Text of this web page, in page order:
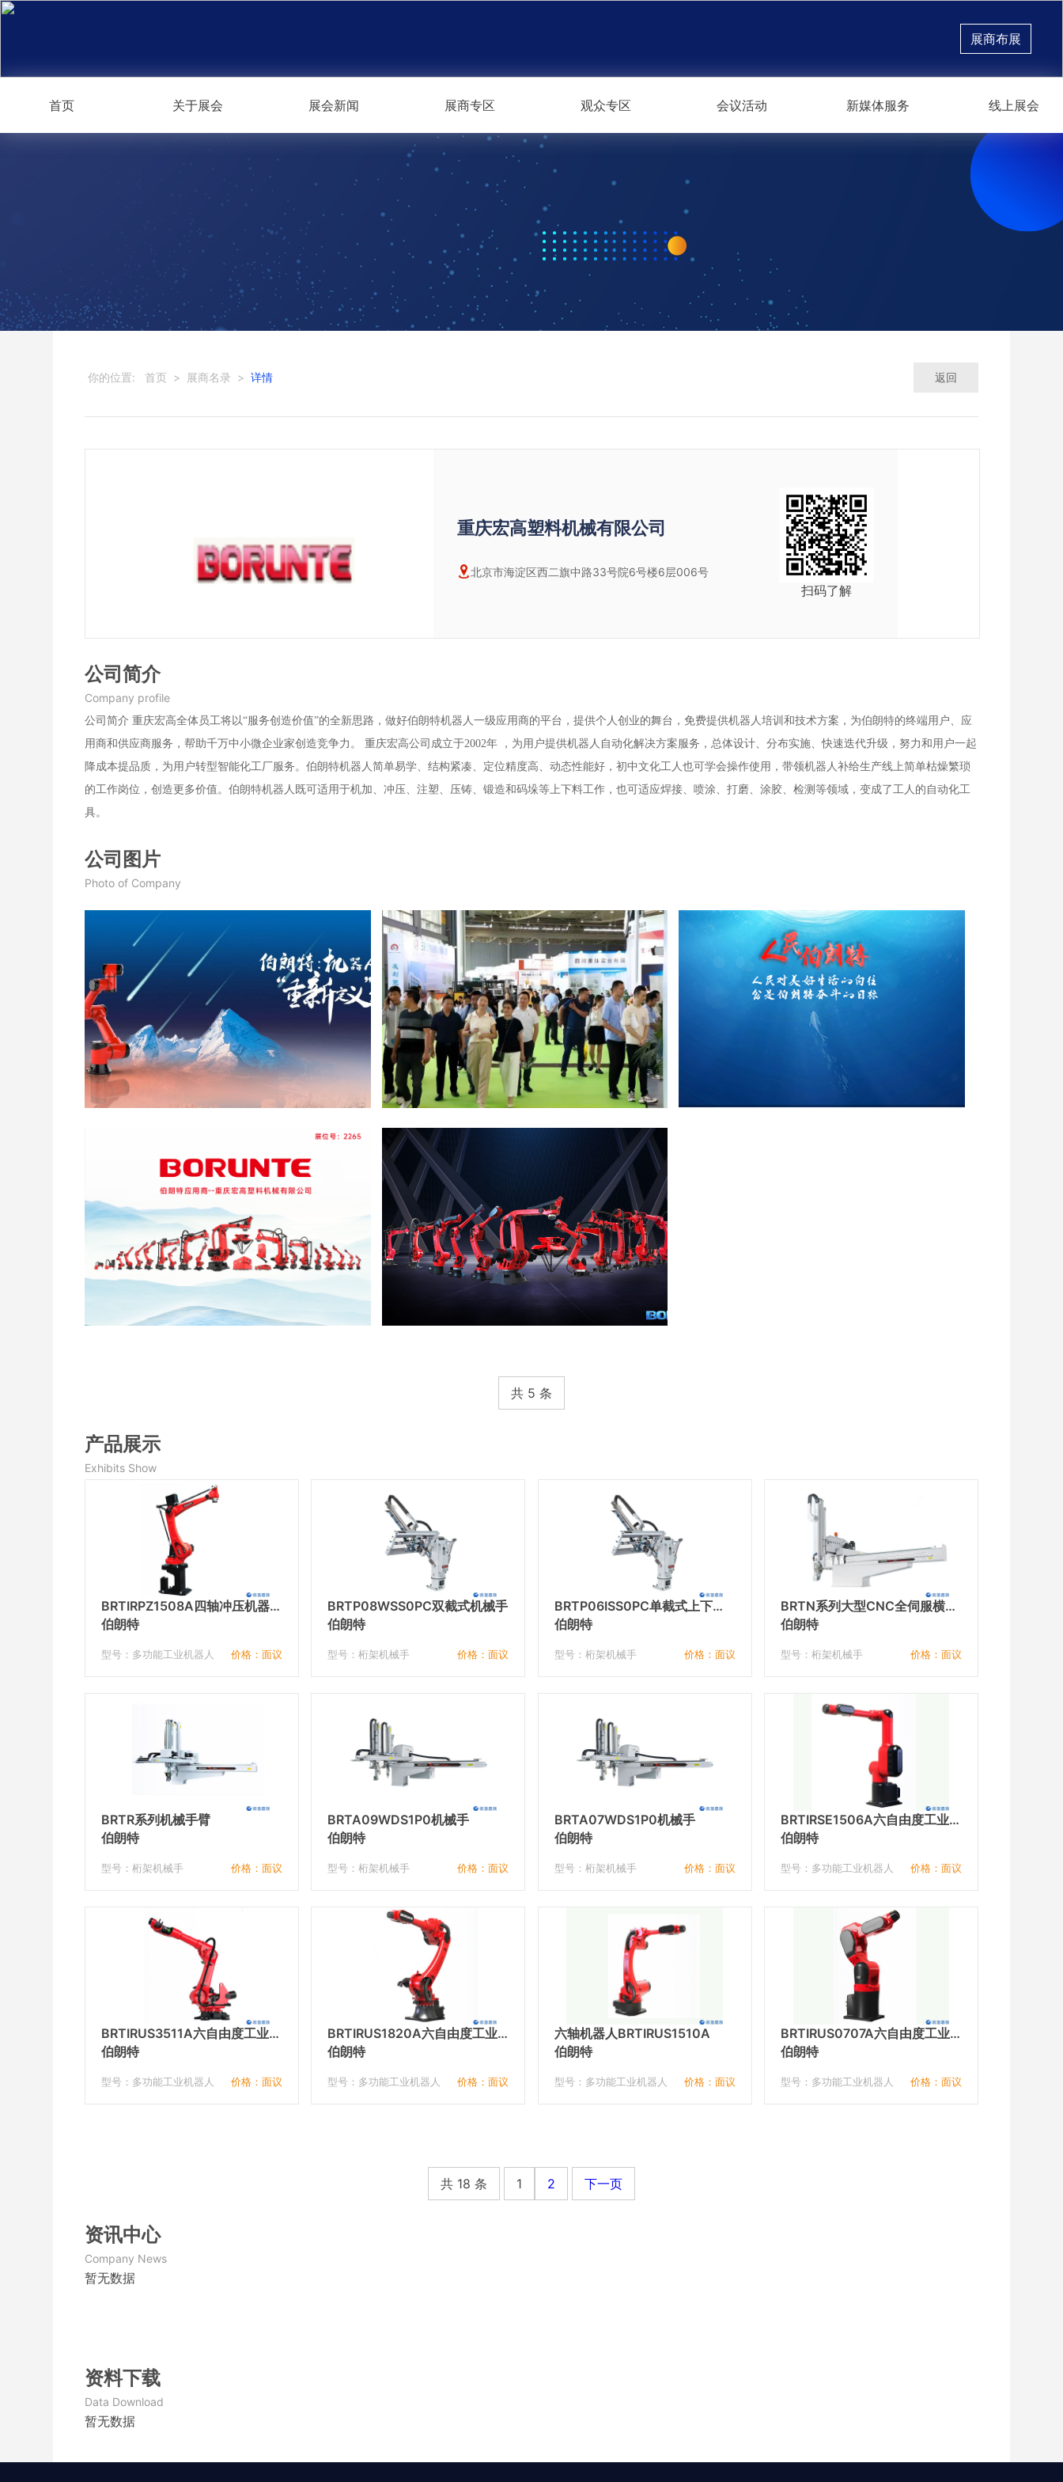
展商布展
首页 关于展会 展会新闻 展商专区 观众专区 会议活动 新媒体服务 线上展会
你的位置: 首页 > 展商名录 > 详情 返回
重庆宏高塑料机械有限公司
北京市海淀区西二旗中路33号院6号楼6层006号
扫码了解
公司简介
Company profile
公司简介 重庆宏高全体员工将以“服务创造价值”的全新思路，做好伯朗特机器人一级应用商的平台，提供个人创业的舞台，免费提供机器人培训和技术方案，为伯朗特的终端用户、应
用商和供应商服务，帮助千万中小微企业家创造竞争力。 重庆宏高公司成立于2002年 ，为用户提供机器人自动化解决方案服务，总体设计、分布实施、快速迭代升级，努力和用户一起
降成本提品质，为用户转型智能化工厂服务。伯朗特机器人简单易学、结构紧凑、定位精度高、动态性能好，初中文化工人也可学会操作使用，带领机器人补给生产线上简单枯燥繁琐
的工作岗位，创造更多价值。伯朗特机器人既可适用于机加、冲压、注塑、压铸、锻造和码垛等上下料工作，也可适应焊接、喷涂、打磨、涂胶、检测等领域，变成了工人的自动化工
具。
公司图片
Photo of Company
共 5 条
产品展示
Exhibits Show
BRTIRPZ1508A四轴冲压机器
人
伯朗特
型号：多功能工业机器人 价格：面议
BRTP08WSS0PC双截式机械手
伯朗特
型号：桁架机械手 价格：面议
BRTP06ISS0PC单截式上下机
械手臂
伯朗特
型号：桁架机械手 价格：面议
BRTN系列大型CNC全伺服横走
式机械手
伯朗特
型号：桁架机械手 价格：面议
BRTR系列机械手臂
伯朗特
型号：桁架机械手 价格：面议
BRTA09WDS1P0机械手
伯朗特
型号：桁架机械手 价格：面议
BRTA07WDS1P0机械手
伯朗特
型号：桁架机械手 价格：面议
BRTIRSE1506A六自由度工业
机器人
伯朗特
型号：多功能工业机器人 价格：面议
BRTIRUS3511A六自由度工业机
器人
伯朗特
型号：多功能工业机器人 价格：面议
BRTIRUS1820A六自由度工业
机器人
伯朗特
型号：多功能工业机器人 价格：面议
六轴机器人BRTIRUS1510A
伯朗特
型号：多功能工业机器人 价格：面议
BRTIRUS0707A六自由度工业
机器人
伯朗特
型号：多功能工业机器人 价格：面议
共 18 条 1 2 下一页
资讯中心
Company News
暂无数据
资料下载
Data Download
暂无数据